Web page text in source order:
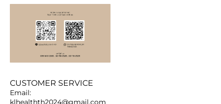
CUSTOMER SERVICE
Email:
klhealthth2024@gmail.com